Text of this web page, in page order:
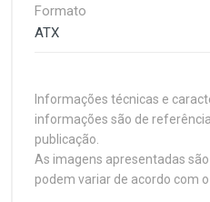
Formato
ATX
Informações técnicas e
informações são de
publicação.
As imagens apresentadas
podem variar de acordo com